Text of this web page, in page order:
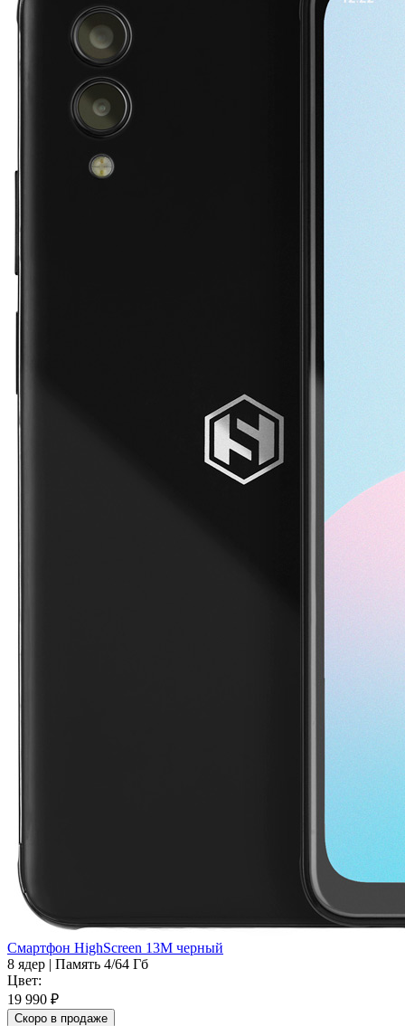
Смартфон HighScreen 13M черный
8 ядер | Память 4/64 Гб
Цвет:
19 990 ₽
Скоро в продаже